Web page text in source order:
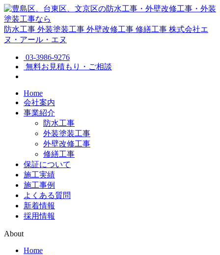
防水工事 外装塗装工事 外壁改修工事 修繕工事 株式会社エ
ヌ・アール・エヌ
03-3986-9276
無料お見積もり・ご相談
Home
会社案内
事業紹介
防水工事
外装塗装工事
外壁改修工事
修繕工事
保証について
施工実績
施工事例
よくある質問
新着情報
採用情報
About
Home